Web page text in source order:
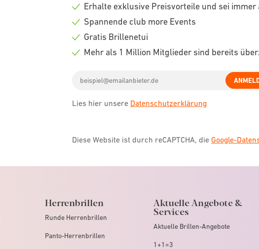
Check
Erhalte exklusive Preisvorteile und sei
Check
Spannende club more Events
Check
Gratis Brillenetui
Mehr als 1 Million Mitglieder sind bereits
address
Lies hier unsere Datenschutzerklärung
Diese Website ist durch reCAPTCHA, die Google-
Herrenbrillen
Runde Herrenbrillen
Panto-Herrenbrillen
Aktuelle Angebote &
Services
Aktuelle Brillen-Angebote
1+1=3